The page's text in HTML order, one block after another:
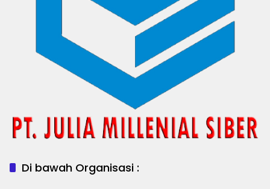
Di bawah Organisasi :